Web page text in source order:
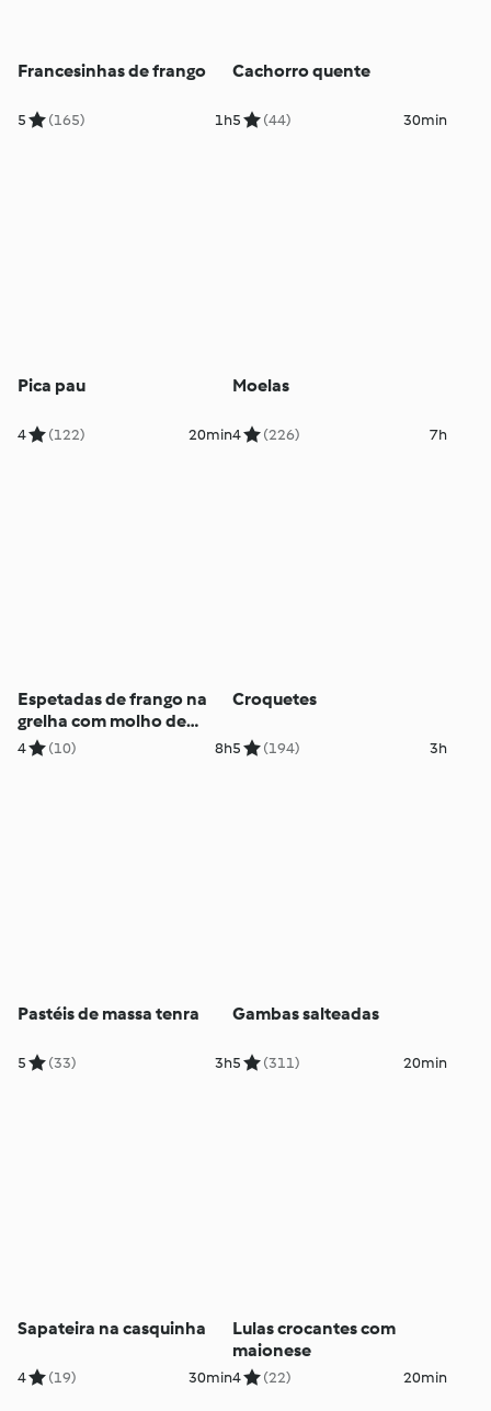
Francesinhas de frango
5 (165) 1h
Cachorro quente
5 (44) 30min
Pica pau
4 (122) 20min
Moelas
4 (226) 7h
Espetadas de frango na
grelha com molho de
cerveja
4 (10) 8h
Croquetes
5 (194) 3h
Pastéis de massa tenra
5 (33) 3h
Gambas salteadas
5 (311) 20min
Sapateira na casquinha
4 (19) 30min
Lulas crocantes com
maionese
4 (22) 20min